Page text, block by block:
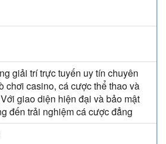
giải trí trực tuyến uy tín chuyên
chơi casino, cá cược thể thao và
giao diện hiện đại và bảo mật
đến trải nghiệm cá cược đẳng